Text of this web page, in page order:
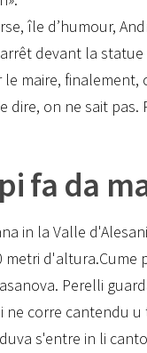
île d’humour,
devant la statue
maire, finalement,
dire, on ne sait
fa da
in la Valle
metri d'altura.Cume
Perelli
ne corre cantendu
s'entre in li